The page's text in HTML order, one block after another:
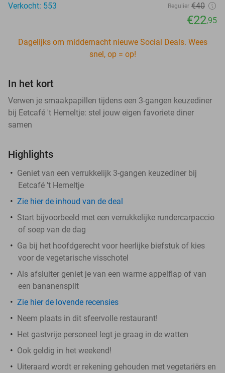
Verkocht: 553
Regulier €40
€22,95
Dagelijks om middernacht nieuwe Social Deals. Wees
snel, op = op!
In het kort
Verwen je smaakpapillen tijdens een 3-gangen keuzediner
bij Eetcafé 't Hemeltje: stel jouw eigen favoriete diner
samen
Highlights
Geniet van een verrukkelijk 3-gangen keuzediner bij
Eetcafé 't Hemeltje
Zie hier de inhoud van de deal
Start bijvoorbeeld met een verrukkelijke rundercarpaccio
of soep van de dag
Ga bij het hoofdgerecht voor heerlijke biefstuk of kies
voor de vegetarische visschotel
Als afsluiter geniet je van een warme appelflap of van
een bananensplit
Zie hier de lovende recensies
Neem plaats in dit sfeervolle restaurant!
Het gastvrije personeel legt je graag in de watten
Ook geldig in het weekend!
Uiteraard wordt er rekening gehouden met vegetariërs en